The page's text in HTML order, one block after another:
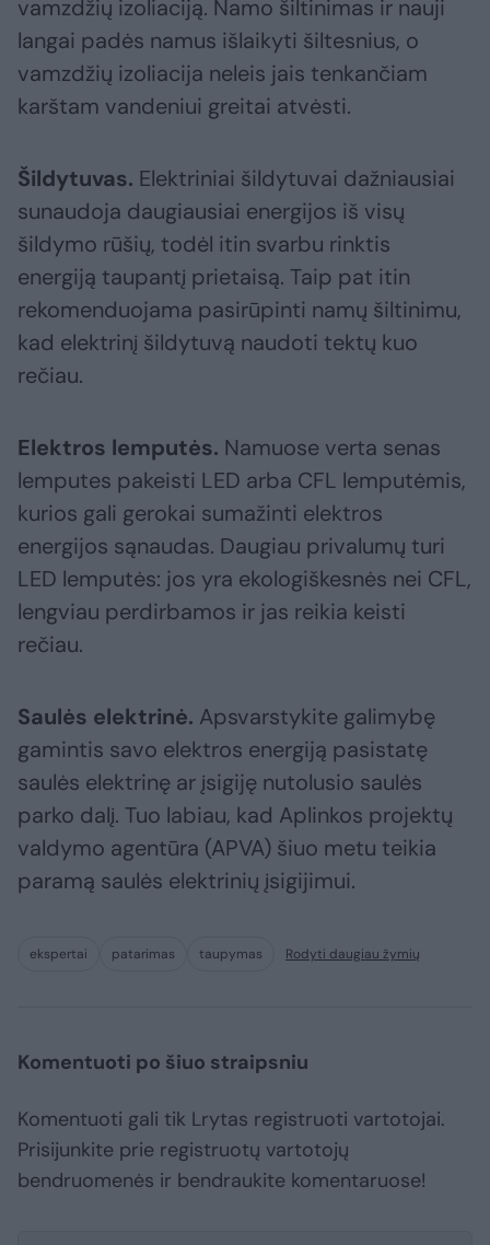
vamzdžių izoliaciją. Namo šiltinimas ir nauji
langai padės namus išlaikyti šiltesnius, o
vamzdžių izoliacija neleis jais tenkančiam
karštam vandeniui greitai atvėsti.
Šildytuvas. Elektriniai šildytuvai dažniausiai
sunaudoja daugiausiai energijos iš visų
šildymo rūšių, todėl itin svarbu rinktis
energiją taupantį prietaisą. Taip pat itin
rekomenduojama pasirūpinti namų šiltinimu,
kad elektrinį šildytuvą naudoti tektų kuo
rečiau.
Elektros lemputės. Namuose verta senas
lemputes pakeisti LED arba CFL lemputėmis,
kurios gali gerokai sumažinti elektros
energijos sąnaudas. Daugiau privalumų turi
LED lemputės: jos yra ekologiškesnės nei CFL,
lengviau perdirbamos ir jas reikia keisti
rečiau.
Saulės elektrinė. Apsvarstykite galimybę
gamintis savo elektros energiją pasistatę
saulės elektrinę ar įsigiję nutolusio saulės
parko dalį. Tuo labiau, kad Aplinkos projektų
valdymo agentūra (APVA) šiuo metu teikia
paramą saulės elektrinių įsigijimui.
ekspertai patarimas taupymas Rodyti daugiau žymių
Komentuoti po šiuo straipsniu
Komentuoti gali tik Lrytas registruoti vartotojai.
Prisijunkite prie registruotų vartotojų
bendruomenės ir bendraukite komentaruose!